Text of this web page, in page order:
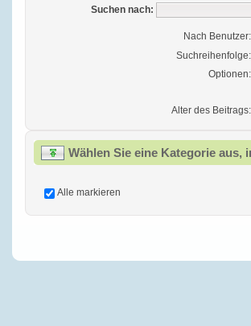
Suchen nach:
Nach Benutzer:
Suchreihenfolge:
Optionen:
Alter des Beitrags:
Wählen Sie eine Kategorie
Alle markieren